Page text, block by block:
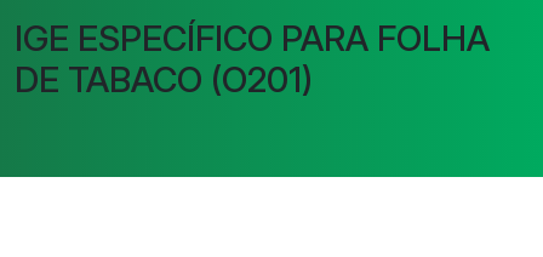
IGE ESPECÍFICO PARA FOLHA
DE TABACO (O201)